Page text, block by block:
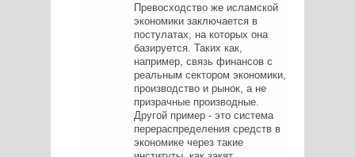
Превосходство же исламской
экономики заключается в
постулатах, на которых она
базируется. Таких как,
например, связь финансов с
реальным сектором экономики,
производство и рынок, а не
призрачные производные.
Другой пример - это система
перераспределения средств в
экономике через такие